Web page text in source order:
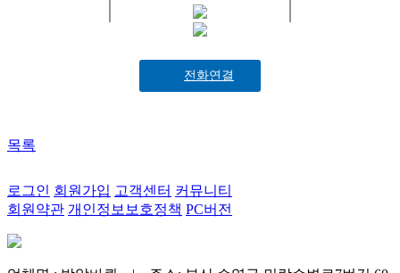
전화연결
목록
로그인 회원가입 고객센터 커뮤니티
회원약관 개인정보보호정책 PC버전